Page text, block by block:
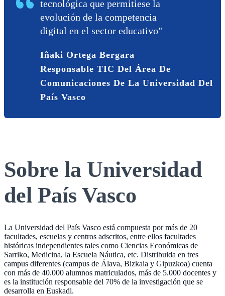
tecnológica que permitiese la
evolución de la competencia
digital en el sector educativo"
Iñaki Ortega Bergara
Responsable TIC Del Área De
Comunicaciones De La Universidad Del
País Vasco
Sobre la Universidad
del País Vasco
La Universidad del País Vasco está compuesta por más de 20
facultades, escuelas y centros adscritos, entre ellos facultades
históricas independientes tales como Ciencias Económicas de
Sarriko, Medicina, la Escuela Náutica, etc. Distribuida en tres
campus diferentes (campus de Álava, Bizkaia y Gipuzkoa) cuenta
con más de 40.000 alumnos matriculados, más de 5.000 docentes y
es la institución responsable del 70% de la investigación que se
desarrolla en Euskadi.